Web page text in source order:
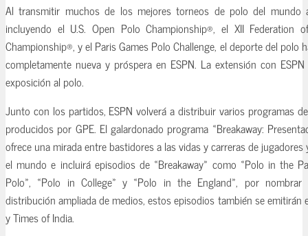
Al transmitir muchos de los mejores torneos de polo del mundo
incluyendo el U.S. Open Polo Championship®, el XII Federation
Championship®, y el Paris Games Polo Challenge, el deporte del polo
completamente nueva y próspera en ESPN. La extensión con
exposición al polo.
Junto con los partidos, ESPN volverá a distribuir varios programas
producidos por GPE. El galardonado programa «Breakaway:
ofrece una mirada entre bastidores a las vidas y carreras de
el mundo e incluirá episodios de «Breakaway» como «Polo in the
Polo», «Polo in College» y «Polo in the England», por
distribución ampliada de medios, estos episodios también se emitirán
y Times of India.